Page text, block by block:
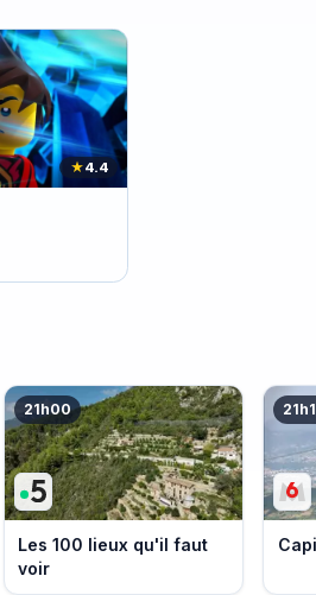
★4.4
21h00
Les 100 lieux qu'il faut
voir